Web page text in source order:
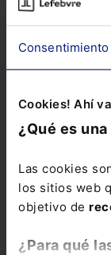
Consentimiento
Cookies! Ahí
¿Qué es
Las cookies
los sitios web
objetivo de
¿Para qué